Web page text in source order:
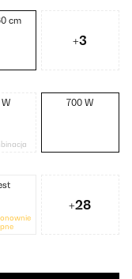
cm
+3
700 W
+28